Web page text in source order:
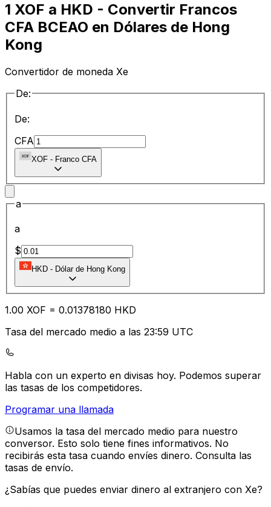
1 XOF a HKD - Convertir Francos
CFA BCEAO en Dólares de Hong
Kong
Convertidor de moneda Xe
De:
De:
CFA
XOF - Franco CFA
a
a
$
HKD - Dólar de Hong Kong
1.00 XOF = 0.01378180 HKD
Tasa del mercado medio a las 23:59 UTC
Habla con un experto en divisas hoy. Podemos superar
las tasas de los competidores.
Programar una llamada
Usamos la tasa del mercado medio para nuestro
conversor. Esto solo tiene fines informativos. No
recibirás esta tasa cuando envíes dinero. Consulta las
tasas de envío.
¿Sabías que puedes enviar dinero al extranjero con Xe?